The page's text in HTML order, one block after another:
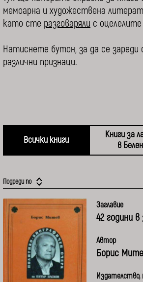
мемоарна и художествена
като сте разговаряли с
Натиснете бутон, за да се
различни признаци.
Всички книги
Книги за
в
Подреди по
Заглавие
42 години
Автор
Борис
Издателство,